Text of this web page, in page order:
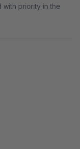
priority in the